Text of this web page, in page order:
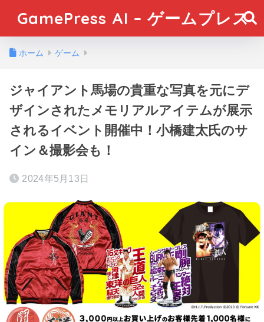
GamePress AI – ゲームプレス
ホーム ゲーム
ジャイアント馬場の貴重な写真を元にデ
ザインされたメモリアルアイテムが展示
されるイベント開催中！小橋建太氏のサ
イン＆撮影会も！
2024年5月13日